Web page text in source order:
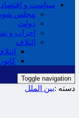
سیاست و اقتصاد
مجلس
دولت
احزاب و
ائتلاف
Toggle navigation
دسته :بین الملل